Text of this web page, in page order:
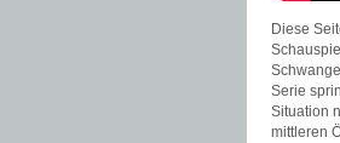
Diese
Serie
Situation
mittleren